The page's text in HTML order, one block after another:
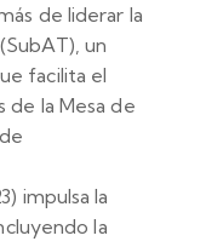
de liderar la
un
facilita el
de la Mesa de
impulsa la
la